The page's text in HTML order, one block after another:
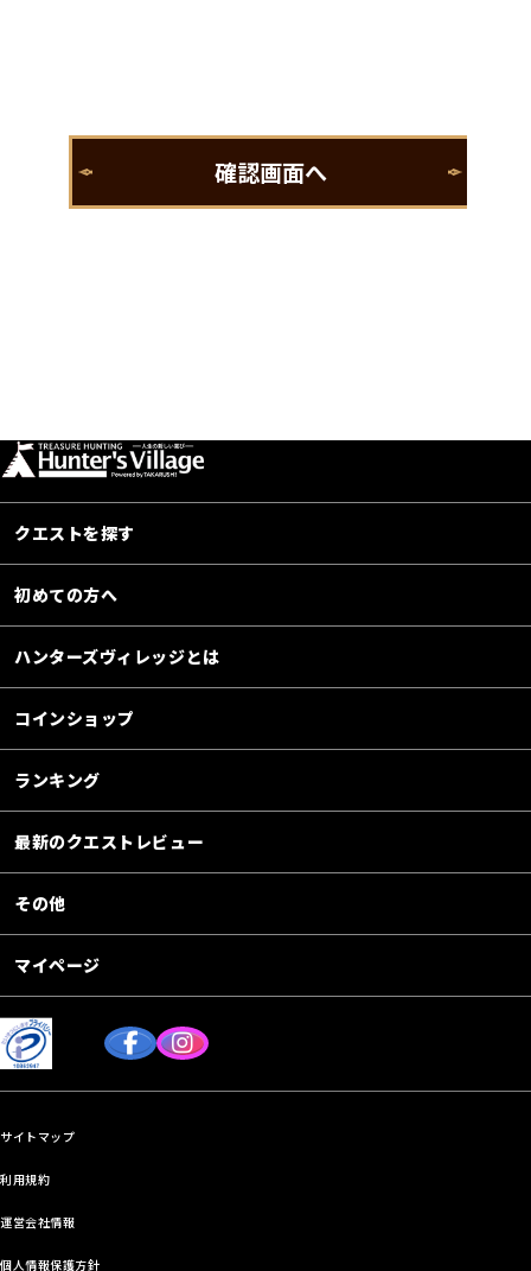
クエストを探す
初めての方へ
ハンターズヴィレッジとは
コインショップ
ランキング
最新のクエストレビュー
その他
マイページ
サイトマップ
利用規約
運営会社情報
個人情報保護方針